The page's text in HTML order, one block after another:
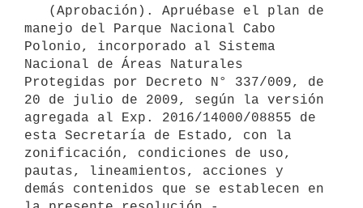
manejo del Parque Nacional Cabo
Polonio, incorporado al Sistema
Nacional de Áreas Naturales
Protegidas por Decreto N° 337/009, de
20 de julio de 2009, según la versión
agregada al Exp. 2016/14000/08855 de
esta Secretaría de Estado, con la
zonificación, condiciones de uso,
pautas, lineamientos, acciones y
demás contenidos que se establecen en